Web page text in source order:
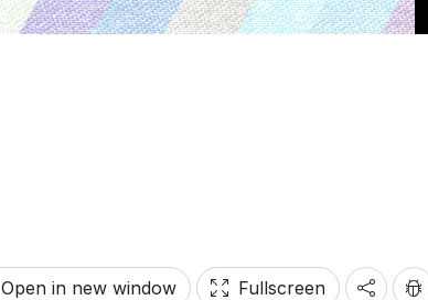
Open in new window Fullscreen